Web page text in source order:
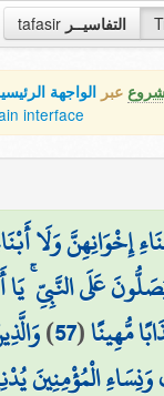
tafasir التفاسيــر
عبر الواجهة
interface
إِخْوَانِهِنَّ وَلَا
عَلَى النَّبِيِّ
مُّهِينًا(
57
)
وَنِسَاءِ